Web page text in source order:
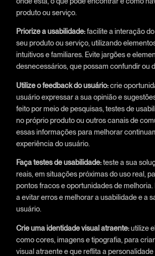
produto ou serviço.
Priorize a usabilidade:facilite a interação
seu produto ou serviço, utilizando
intuitivos e familiares. Evite jargões e
desnecessários, que possam confundir ou
Utilize o feedback do usuário:crie
usuário expressar a sua opinião e
feito por meio de pesquisas, testes de
no próprio produto ou outros canais de
essas informações para melhorar
experiência do usuário.
Faça testes de usabilidade:teste a sua
reais, em situações próximas do uso real,
pontos fracos e oportunidades de
a evitar erros e melhorar a usabilidade e a
usuário.
Crie uma identidade visual atraente:utilize
como cores, imagens e tipografia, para
visual atraente e que reflita a